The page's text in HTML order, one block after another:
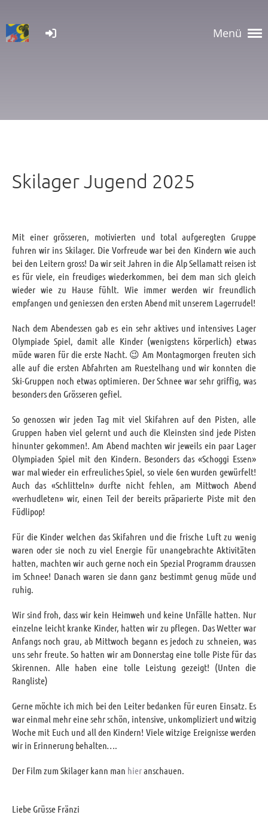
Menü
Skilager Jugend 2025
Mit einer grösseren, motivierten und total aufgeregten Gruppe
fuhren wir ins Skilager. Die Vorfreude war bei den Kindern wie auch
bei den Leitern gross! Da wir seit Jahren in die Alp Sellamatt reisen ist
es für viele, ein freudiges wiederkommen, bei dem man sich gleich
wieder wie zu Hause fühlt. Wie immer werden wir freundlich
empfangen und geniessen den ersten Abend mit unserem Lagerrudel!
Nach dem Abendessen gab es ein sehr aktives und intensives Lager
Olympiade Spiel, damit alle Kinder (wenigstens körperlich) etwas
müde waren für die erste Nacht. 😉 Am Montagmorgen freuten sich
alle auf die ersten Abfahrten am Ruestelhang und wir konnten die
Ski-Gruppen noch etwas optimieren. Der Schnee war sehr griffig, was
besonders den Grösseren gefiel.
So genossen wir jeden Tag mit viel Skifahren auf den Pisten, alle
Gruppen haben viel gelernt und auch die Kleinsten sind jede Pisten
hinunter gekommen!. Am Abend machten wir jeweils ein paar Lager
Olympiaden Spiel mit den Kindern. Besonders das «Schoggi Essen»
war mal wieder ein erfreuliches Spiel, so viele 6en wurden gewürfelt!
Auch das «Schlitteln» durfte nicht fehlen, am Mittwoch Abend
«verhudleten» wir, einen Teil der bereits präparierte Piste mit den
Füdlipop!
Für die Kinder welchen das Skifahren und die frische Luft zu wenig
waren oder sie noch zu viel Energie für unangebrachte Aktivitäten
hatten, machten wir auch gerne noch ein Spezial Programm draussen
im Schnee! Danach waren sie dann ganz bestimmt genug müde und
ruhig.
Wir sind froh, dass wir kein Heimweh und keine Unfälle hatten. Nur
einzelne leicht kranke Kinder, hatten wir zu pflegen. Das Wetter war
Anfangs noch grau, ab Mittwoch begann es jedoch zu schneien, was
uns sehr freute. So hatten wir am Donnerstag eine tolle Piste für das
Skirennen. Alle haben eine tolle Leistung gezeigt! (Unten die
Rangliste)
Gerne möchte ich mich bei den Leiter bedanken für euren Einsatz. Es
war einmal mehr eine sehr schön, intensive, unkompliziert und witzig
Woche mit Euch und all den Kindern! Viele witzige Ereignisse werden
wir in Erinnerung behalten….
Der Film zum Skilager kann man hieranschauen.
Liebe Grüsse Fränzi